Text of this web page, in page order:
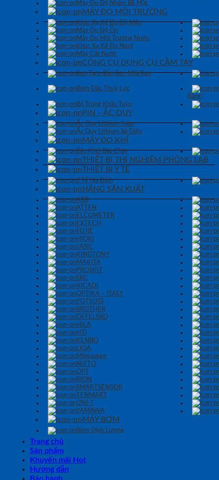
Máy Đo Độ Nhám Bề Mặt
MÁY ĐO MÔI TRƯỜNG
Khúc Xạ Kế Đo Độ Mặn
Máy Đo Độ Ồn
Máy Đo Môi Trường Nước
Khúc Xạ Kế Đo Ngọt
Máy Cất Nước
CÔNG CỤ DỤNG CỤ CẦM TAY
Ren Taro-Bàn Ren-Mũi Ren
Bơm Dầu Thuỷ Lực
Răng)
Bộ Tròng Khẩu Tuýp
PIN – ẮC QUY
Ắc Quy Lithium Solar
Ắc Quy Lithium Xe Điện
MÁY ĐO KHÍ
Báo Khói Báo Cháy
THIẾT BỊ THÍ NGHIỆM PHÒNG LAB
THIẾT BỊ Y TẾ
Y Tế Gia Đình
HÃNG SẢN XUẤT
ABB
ATTEN
ELCOMETER
EXTECH
FUJIE
HIOKI
JASIC
KINGTONY
MAKITA
PROSKIT
SKC
VICADI
OPTIKA – ITALY
YOTSUGI
BROTHER
DEFELSKO
HILA
HTI
KENBO
LIOA
Milwaukee
NITTO
OPT
RION
SMARTSENSOR
TENMART
UNI-T
YAMAWA
MÁY BƠM
Bơm Định Lượng
Trang chủ
Sản phẩm
Khuyến mãi Hot
Hướng dẫn